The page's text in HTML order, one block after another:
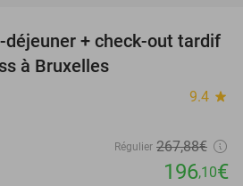
27%
+ check-out tardif
à Bruxelles
9.4 star
Régulier 267,88€
196,10€